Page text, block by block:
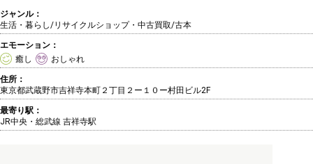
ジャンル：
生活・暮らし/リサイクルショップ・中古買取/古本
エモーション：
癒し
おしゃれ
住所：
東京都武蔵野市吉祥寺本町２丁目２ー１０ー村田ビル2F
最寄り駅：
JR中央・総武線 吉祥寺駅